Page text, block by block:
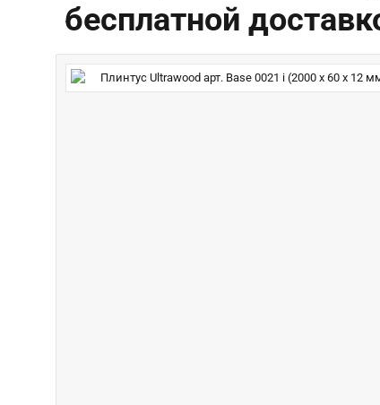
бесплатной